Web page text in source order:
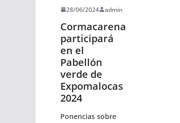
28/06/2024 admin
Cormacarena
participará
en el
Pabellón
verde de
Expomalocas
2024
Ponencias sobre